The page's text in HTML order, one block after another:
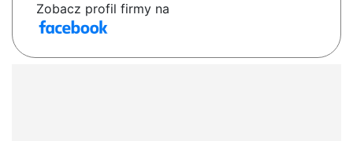
Zobacz profil firmy na